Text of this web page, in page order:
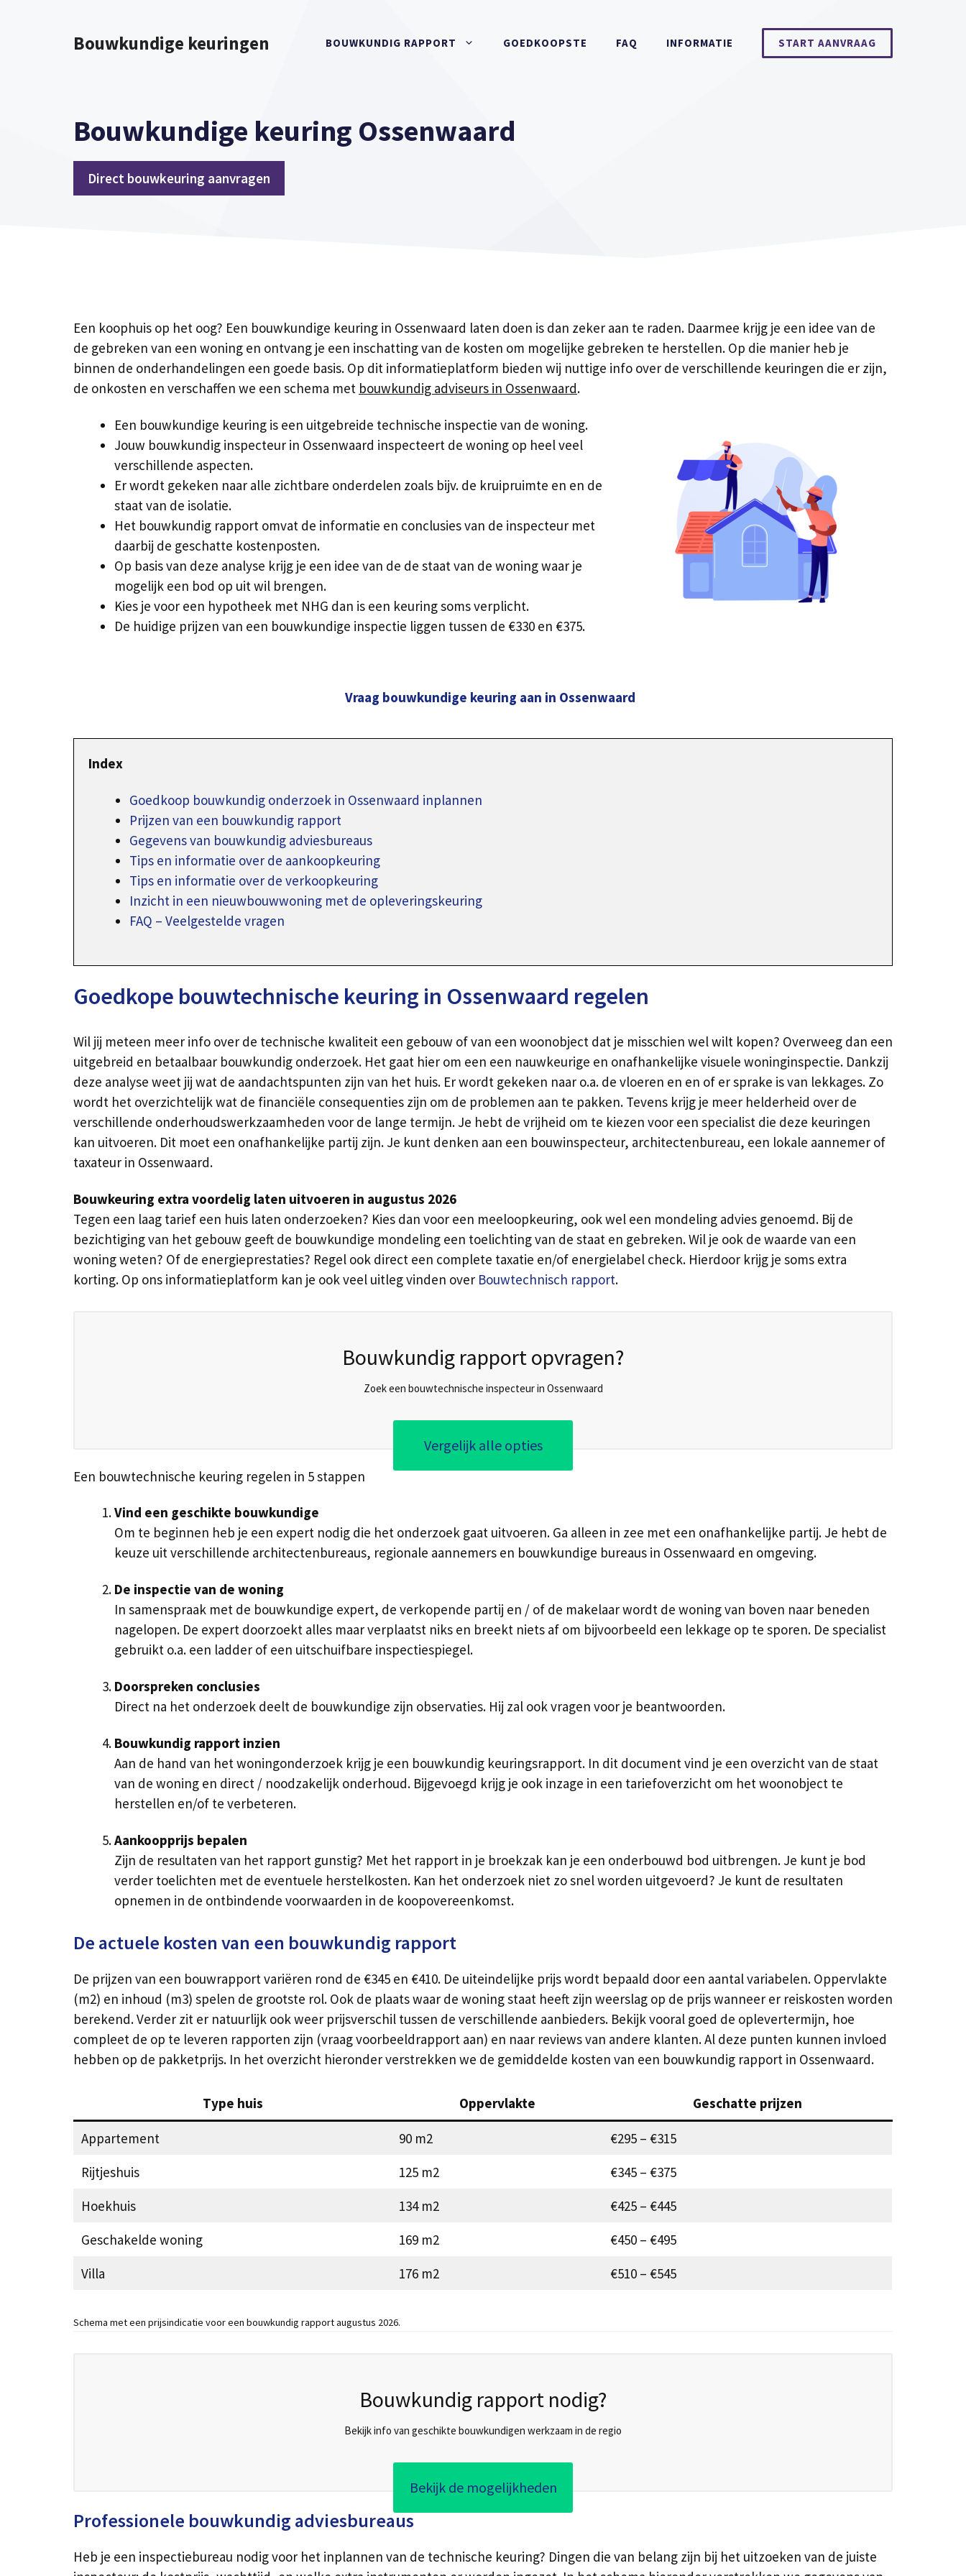
Bouwkundige keuringen BOUWKUNDIG RAPPORT GOEDKOOPSTE FAQ INFORMATIE START AANVRAAG
Bouwkundige keuring Ossenwaard
Direct bouwkeuring aanvragen
Een koophuis op het oog? Een bouwkundige keuring in Ossenwaard laten doen is dan zeker aan te raden. Daarmee krijg je een idee van de
de gebreken van een woning en ontvang je een inschatting van de kosten om mogelijke gebreken te herstellen. Op die manier heb je
binnen de onderhandelingen een goede basis. Op dit informatieplatform bieden wij nuttige info over de verschillende keuringen die er zijn,
de onkosten en verschaffen we een schema met bouwkundig adviseurs in Ossenwaard.
Een bouwkundige keuring is een uitgebreide technische inspectie van de woning.
Jouw bouwkundig inspecteur in Ossenwaard inspecteert de woning op heel veel
verschillende aspecten.
Er wordt gekeken naar alle zichtbare onderdelen zoals bijv. de kruipruimte en en de
staat van de isolatie.
Het bouwkundig rapport omvat de informatie en conclusies van de inspecteur met
daarbij de geschatte kostenposten.
Op basis van deze analyse krijg je een idee van de de staat van de woning waar je
mogelijk een bod op uit wil brengen.
Kies je voor een hypotheek met NHG dan is een keuring soms verplicht.
De huidige prijzen van een bouwkundige inspectie liggen tussen de €330 en €375.
Vraag bouwkundige keuring aan in Ossenwaard
Index
Goedkoop bouwkundig onderzoek in Ossenwaard inplannen
Prijzen van een bouwkundig rapport
Gegevens van bouwkundig adviesbureaus
Tips en informatie over de aankoopkeuring
Tips en informatie over de verkoopkeuring
Inzicht in een nieuwbouwwoning met de opleveringskeuring
FAQ – Veelgestelde vragen
Goedkope bouwtechnische keuring in Ossenwaard regelen
Wil jij meteen meer info over de technische kwaliteit een gebouw of van een woonobject dat je misschien wel wilt kopen? Overweeg dan een
uitgebreid en betaalbaar bouwkundig onderzoek. Het gaat hier om een een nauwkeurige en onafhankelijke visuele woninginspectie. Dankzij
deze analyse weet jij wat de aandachtspunten zijn van het huis. Er wordt gekeken naar o.a. de vloeren en en of er sprake is van lekkages. Zo
wordt het overzichtelijk wat de financiële consequenties zijn om de problemen aan te pakken. Tevens krijg je meer helderheid over de
verschillende onderhoudswerkzaamheden voor de lange termijn. Je hebt de vrijheid om te kiezen voor een specialist die deze keuringen
kan uitvoeren. Dit moet een onafhankelijke partij zijn. Je kunt denken aan een bouwinspecteur, architectenbureau, een lokale aannemer of
taxateur in Ossenwaard.
Bouwkeuring extra voordelig laten uitvoeren in augustus 2026
Tegen een laag tarief een huis laten onderzoeken? Kies dan voor een meeloopkeuring, ook wel een mondeling advies genoemd. Bij de
bezichtiging van het gebouw geeft de bouwkundige mondeling een toelichting van de staat en gebreken. Wil je ook de waarde van een
woning weten? Of de energieprestaties? Regel ook direct een complete taxatie en/of energielabel check. Hierdoor krijg je soms extra
korting. Op ons informatieplatform kan je ook veel uitleg vinden over Bouwtechnisch rapport.
Bouwkundig rapport opvragen?
Zoek een bouwtechnische inspecteur in Ossenwaard
Vergelijk alle opties
Een bouwtechnische keuring regelen in 5 stappen
Vind een geschikte bouwkundige
Om te beginnen heb je een expert nodig die het onderzoek gaat uitvoeren. Ga alleen in zee met een onafhankelijke partij. Je hebt de
keuze uit verschillende architectenbureaus, regionale aannemers en bouwkundige bureaus in Ossenwaard en omgeving.
De inspectie van de woning
In samenspraak met de bouwkundige expert, de verkopende partij en / of de makelaar wordt de woning van boven naar beneden
nagelopen. De expert doorzoekt alles maar verplaatst niks en breekt niets af om bijvoorbeeld een lekkage op te sporen. De specialist
gebruikt o.a. een ladder of een uitschuifbare inspectiespiegel.
Doorspreken conclusies
Direct na het onderzoek deelt de bouwkundige zijn observaties. Hij zal ook vragen voor je beantwoorden.
Bouwkundig rapport inzien
Aan de hand van het woningonderzoek krijg je een bouwkundig keuringsrapport. In dit document vind je een overzicht van de staat
van de woning en direct / noodzakelijk onderhoud. Bijgevoegd krijg je ook inzage in een tariefoverzicht om het woonobject te
herstellen en/of te verbeteren.
Aankoopprijs bepalen
Zijn de resultaten van het rapport gunstig? Met het rapport in je broekzak kan je een onderbouwd bod uitbrengen. Je kunt je bod
verder toelichten met de eventuele herstelkosten. Kan het onderzoek niet zo snel worden uitgevoerd? Je kunt de resultaten
opnemen in de ontbindende voorwaarden in de koopovereenkomst.
De actuele kosten van een bouwkundig rapport
De prijzen van een bouwrapport variëren rond de €345 en €410. De uiteindelijke prijs wordt bepaald door een aantal variabelen. Oppervlakte
(m2) en inhoud (m3) spelen de grootste rol. Ook de plaats waar de woning staat heeft zijn weerslag op de prijs wanneer er reiskosten worden
berekend. Verder zit er natuurlijk ook weer prijsverschil tussen de verschillende aanbieders. Bekijk vooral goed de oplevertermijn, hoe
compleet de op te leveren rapporten zijn (vraag voorbeeldrapport aan) en naar reviews van andere klanten. Al deze punten kunnen invloed
hebben op de pakketprijs. In het overzicht hieronder verstrekken we de gemiddelde kosten van een bouwkundig rapport in Ossenwaard.
Type huis Oppervlakte Geschatte prijzen
Appartement 90 m2
€295 – €315
Rijtjeshuis
125 m2
€345 – €375
Hoekhuis
134 m2
€425 – €445
Geschakelde woning
169 m2
€450 – €495
Villa
176 m2 €510 – €545
Schema met een prijsindicatie voor een bouwkundig rapport augustus 2026.
Bouwkundig rapport nodig?
Bekijk info van geschikte bouwkundigen werkzaam in de regio
Bekijk de mogelijkheden
Professionele bouwkundig adviesbureaus
Heb je een inspectiebureau nodig voor het inplannen van de technische keuring? Dingen die van belang zijn bij het uitzoeken van de juiste